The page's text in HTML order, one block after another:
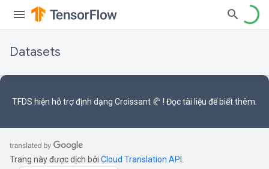
Datasets
TFDS hiện hỗ trợđịnh dạng Croissant 🥐 ! Đọctài liệu để biết thêm.
Trang này được dịch bởi Cloud Translation API